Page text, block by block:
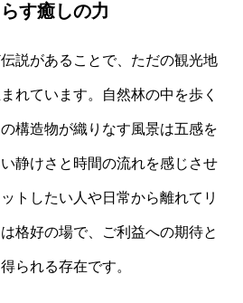
す癒しの力
説があることで、ただの観光地
れています。自然林の中を歩く
構造物が織りなす風景は五感を
静けさと時間の流れを感じさせ
トしたい人や日常から離れてリ
格好の場で、ご利益への期待と
られる存在です。